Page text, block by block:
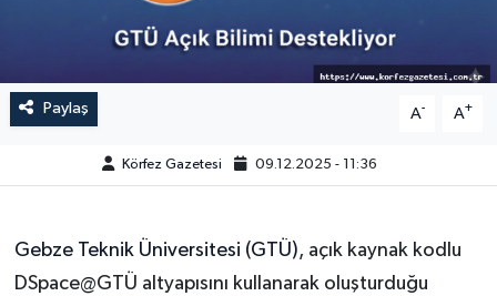
Paylaş A- A+
Körfez Gazetesi 09.12.2025 - 11:36
Gebze Teknik Üniversitesi (GTÜ), açık kaynak kodlu
DSpace@GTÜ altyapısını kullanarak oluşturduğu